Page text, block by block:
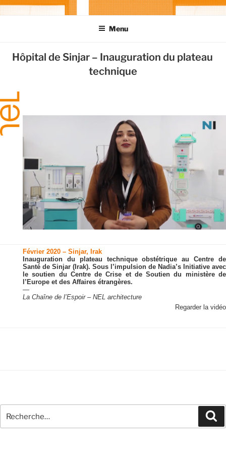
Aller
au
NEL-ARCHITECTURE
Construire en santé
Menu
Hôpital de Sinjar – Inauguration du plateau
technique
Février 2020 – Sinjar, Irak
Inauguration du plateau technique obstétrique au Centre de
Santé de Sinjar (Irak). Sous l’impulsion de Nadia’s Initiative avec
le soutien du Centre de Crise et de Soutien du ministère de
l’Europe et des Affaires étrangères.
—
La Chaîne de l’Espoir – NEL architecture
Regarder la vidéo
pour